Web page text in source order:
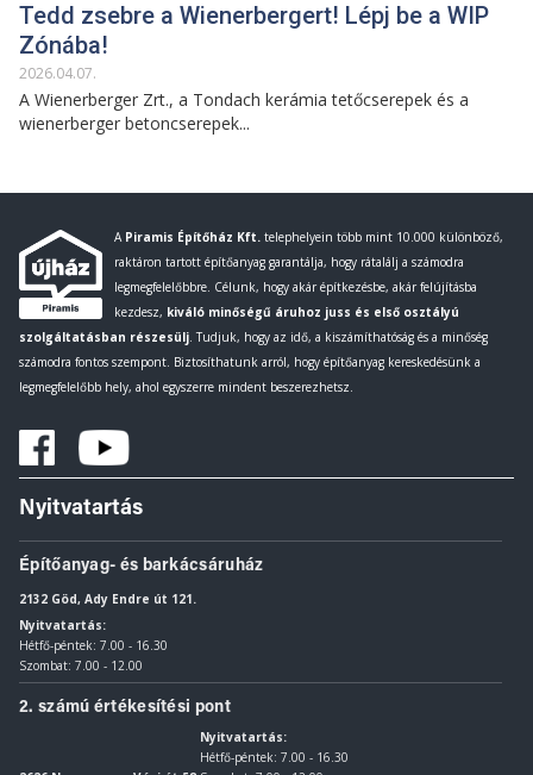
Tedd zsebre a Wienerbergert! Lépj be a WIP
Zónába!
2026.04.07.
A Wienerberger Zrt., a Tondach kerámia tetőcserepek és a
wienerberger betoncserepek...
A Piramis Építőház Kft. telephelyein több mint 10.000 különböző,
raktáron tartott építőanyag garantálja, hogy rátalálj a számodra
legmegfelelőbbre. Célunk, hogy akár építkezésbe, akár felújításba
kezdesz, kiváló minőségű áruhoz juss és első osztályú
szolgáltatásban részesülj. Tudjuk, hogy az idő, a kiszámíthatóság és a minőség
számodra fontos szempont. Biztosíthatunk arról, hogy építőanyag kereskedésünk a
legmegfelelőbb hely, ahol egyszerre mindent beszerezhetsz.
Nyitvatartás
Építőanyag- és barkácsáruház
2132 Göd, Ady Endre út 121.
Nyitvatartás:
Hétfő-péntek: 7.00 - 16.30
Szombat: 7.00 - 12.00
2. számú értékesítési pont
Nyitvatartás:
Hétfő-péntek: 7.00 - 16.30